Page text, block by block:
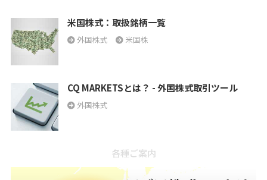
米国株式：取扱銘柄一覧
外国株式 米国株
CQ MARKETSとは？ - 外国株式取引ツール
外国株式
各種ご案内